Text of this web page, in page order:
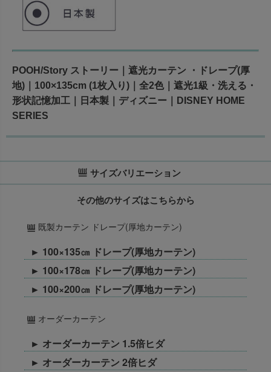
POOH/Story ストーリー｜遮光カーテン ・ドレープ(厚
地)｜100×135cm (1枚入り)｜全2色｜遮光1級・洗える・
形状記憶加工｜日本製｜ディズニー｜DISNEY HOME
SERIES
サイズバリエーション
その他のサイズはこちらから
既製カーテン ドレープ(厚地カーテン)
► 100×135㎝ ドレープ(厚地カーテン)
► 100×178㎝ ドレープ(厚地カーテン)
► 100×200㎝ ドレープ(厚地カーテン)
オーダーカーテン
► オーダーカーテン 1.5倍ヒダ
► オーダーカーテン 2倍ヒダ